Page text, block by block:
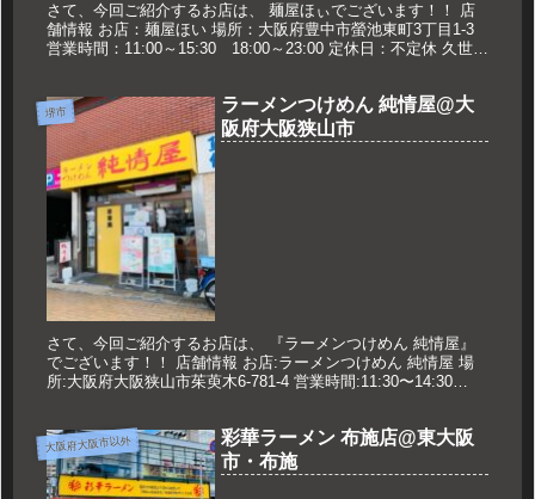
さて、今回ご紹介するお店は、 麺屋ほぃでございます！！ 店
舗情報 お店：麺屋ほい 場所：大阪府豊中市螢池東町3丁目1-3
営業時間：11:00～15:30 18:00～23:00 定休日：不定休 久世の
堺市
ラーメンつけめん 純情屋@大
阪府大阪狭山市
さて、今回ご紹介するお店は、 『ラーメンつけめん 純情屋』
でございます！！ 店舗情報 お店:ラーメンつけめん 純情屋 場
所:大阪府大阪狭山市茱萸木6-781-4 営業時間:11:30〜14:30
大阪府大阪市以外
彩華ラーメン 布施店@東大阪
市・布施